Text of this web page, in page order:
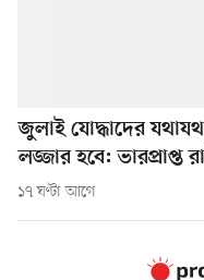
জুলাই যোদ্ধাদের
লজ্জার হবে: ভারপ্রাপ্ত
১৭ ঘণ্টা আগে